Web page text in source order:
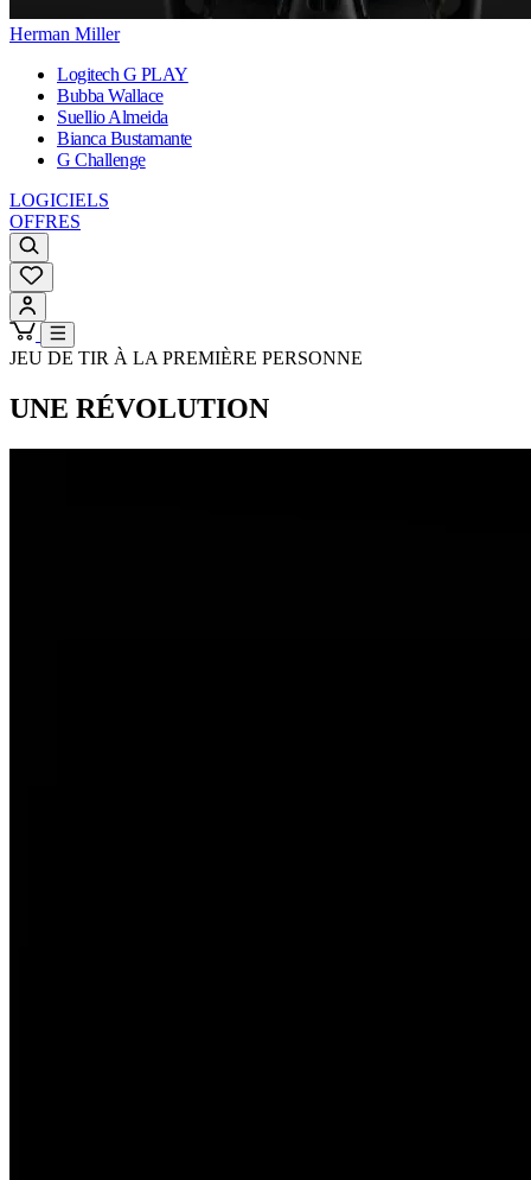
Herman Miller
Logitech G PLAY
Bubba Wallace
Suellio Almeida
Bianca Bustamante
G Challenge
LOGICIELS
OFFRES
JEU DE TIR À LA PREMIÈRE PERSONNE
UNE RÉVOLUTION